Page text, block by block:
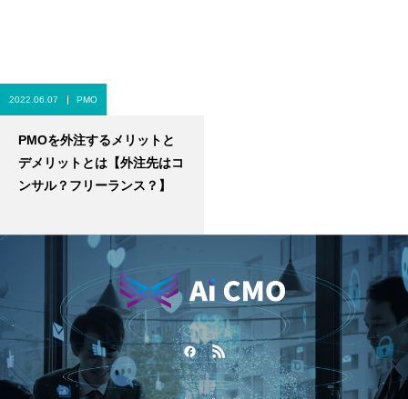
2022.06.07 PMO
PMOを外注するメリットと
デメリットとは【外注先はコ
ンサル？フリーランス？】